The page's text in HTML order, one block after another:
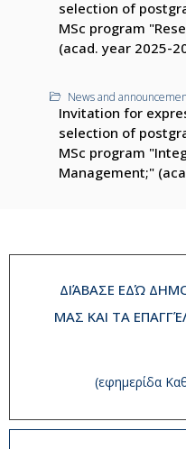
selection of
MSc program
(acad. year 2025-
News and
Invitation for
selection of
MSc program
Management;"
ΔΙΆΒΑΣΕ ΕΔΏ
ΜΑΣ ΚΑΙ ΤΑ
(εφημερίδα